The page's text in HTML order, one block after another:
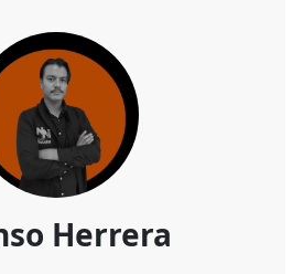
Herrera